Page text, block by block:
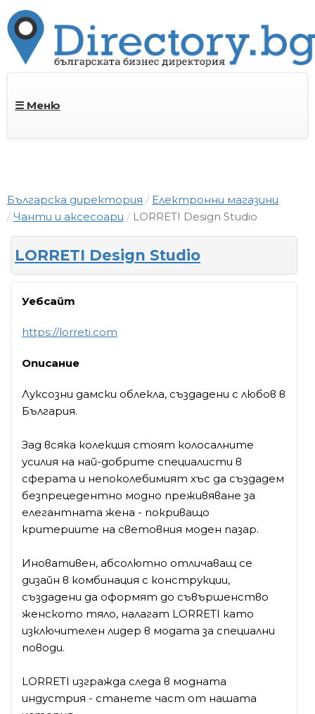
☰ Меню
Българска директория
Електронни магазини
Чанти и аксесоари
LORRETI Design Studio
LORRETI Design Studio
Уебсайт
https://lorreti.com
Описание
Луксозни дамски облекла, създадени с любов в
България.
Зад всяка колекция стоят колосалните
усилия на най-добрите специалисти в
сферата и непоколебимият хъс да създадем
безпрецедентно модно преживяване за
елегантната жена - покриващо
критериите на световния моден пазар.
Иновативен, абсолютно отличаващ се
дизайн в комбинация с конструкции,
създадени да оформят до съвършенство
женското тяло, налагат LORRETI като
изключителен лидер в модата за специални
поводи.
LORRETI изгражда следа в модната
индустрия - станете част от нашата